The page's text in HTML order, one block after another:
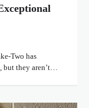
Two has
but they aren’t…